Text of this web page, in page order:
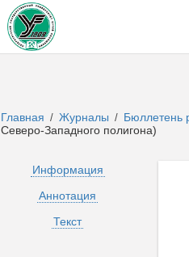
Главная / Журналы / Бюллетень
Северо-Западного полигона)
Информация
Аннотация
Текст